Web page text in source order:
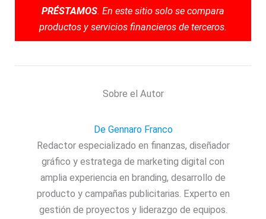
PRÉSTAMOS. En este sitio solo se compara
productos y servicios financieros de terceros.
Sobre el Autor
De Gennaro Franco
Redactor especializado en finanzas, diseñador
gráfico y estratega de marketing digital con
amplia experiencia en branding, desarrollo de
producto y campañas publicitarias. Experto en
gestión de proyectos y liderazgo de equipos.